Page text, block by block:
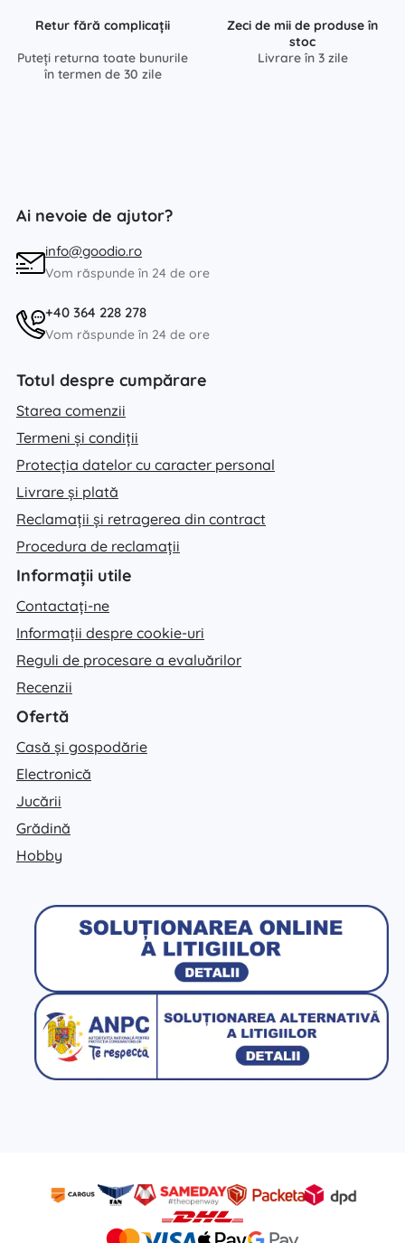
Retur fără complicații
Puteți returna toate bunurile
în termen de 30 zile
Zeci de mii de produse în
stoc
Livrare în 3 zile
Ai nevoie de ajutor?
info@goodio.ro
Vom răspunde în 24 de ore
+40 364 228 278
Vom răspunde în 24 de ore
Totul despre cumpărare
Starea comenzii
Termeni și condiții
Protecția datelor cu caracter personal
Livrare și plată
Reclamații și retragerea din contract
Procedura de reclamații
Informații utile
Contactați-ne
Informații despre cookie-uri
Reguli de procesare a evaluărilor
Recenzii
Ofertă
Casă și gospodărie
Electronică
Jucării
Grădină
Hobby